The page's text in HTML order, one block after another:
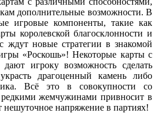
дополнительные возможности. В
игровые компоненты, такие как
королевской благосклонности и
ждут новые стратегии в знакомой
«Роскошь»! Некоторые карты с
игроку возможность сделать
драгоценный камень либо
Всё это в совокупности со
жемчужинами привносит в
нешуточное напряжение в партиях!